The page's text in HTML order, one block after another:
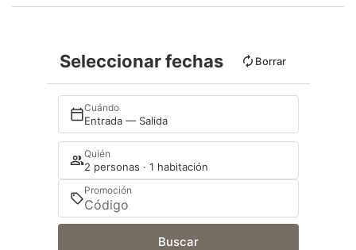
Seleccionar fechas Borrar
Cuándo
Entrada — Salida
Quién
2 personas · 1 habitación
Promoción
Buscar